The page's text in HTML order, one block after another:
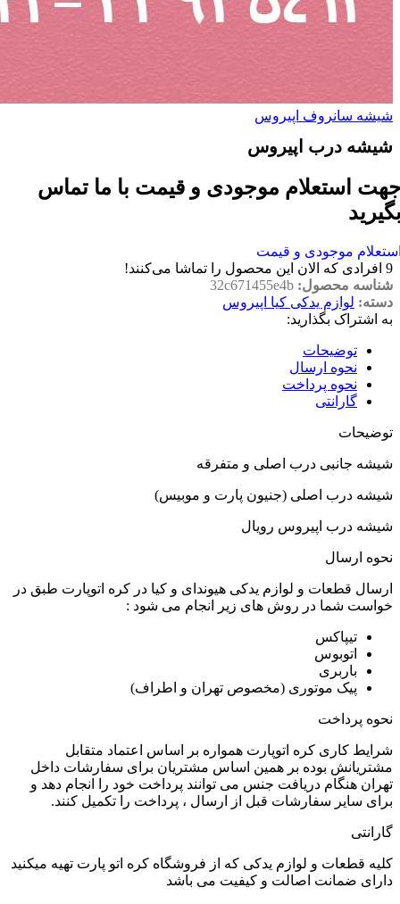
شیشه سانروف اپیروس
شیشه درب اپیروس
استعلام موجودی و قیمت با ما تماس
موجودی و قیمت
9 افرادی که الان این محصول را تماشا می‌کنند!
شناسه محصول: 32c671455e4b
دسته: لوازم یدکی کیا اپیروس
به اشتراک بگذارید:
توضیحات
نحوه ارسال
نحوه پرداخت
گارانتی
توضیحات
شیشه جانبی درب اصلی و متفرقه
شیشه درب اصلی (جنیون پارت و موبیس)
شیشه درب اپیروس رویال
نحوه ارسال
ارسال قطعات و لوازم یدکی هیوندای و کیا در کره اتوپارت طبق در
خواست شما در روش های زیر انجام می شود :
تیپاکس
اتوبوس
باربری
پیک موتوری (مخصوص تهران و اطراف)
نحوه پرداخت
شرایط کاری کره اتوپارت همواره بر اساس اعتماد متقابل
مشتریانش بوده بر همین اساس مشتریان برای سفارشات داخل
تهران هنگام دریافت جنس می توانند پرداخت خود را انجام دهد و
برای سایر سفارشات قبل از ارسال ، پرداخت را تکمیل کنند.
گارانتی
کلیه قطعات و لوازم یدکی که از فروشگاه کره اتو پارت تهیه میکنید
دارای ضمانت اصالت و کیفیت می باشد